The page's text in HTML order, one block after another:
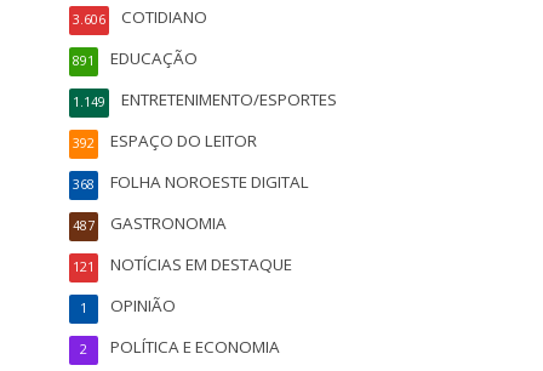
COTIDIANO
3.606
EDUCAÇÃO
891
ENTRETENIMENTO/ESPORTES
1.149
ESPAÇO DO LEITOR
392
FOLHA NOROESTE DIGITAL
368
GASTRONOMIA
487
NOTÍCIAS EM DESTAQUE
121
OPINIÃO
1
POLÍTICA E ECONOMIA
2